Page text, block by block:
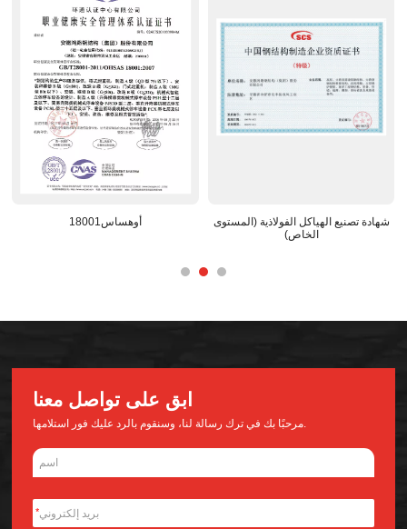
شهادة تصنيع الهياكل الفولاذية (المستوى
مركز البحث والتطوير الوطني المعترف
به
ابق على تواصل معنا
مرحبًا بك في ترك رسالة لنا، وسنقوم بالرد عليك فور استلامها.
*